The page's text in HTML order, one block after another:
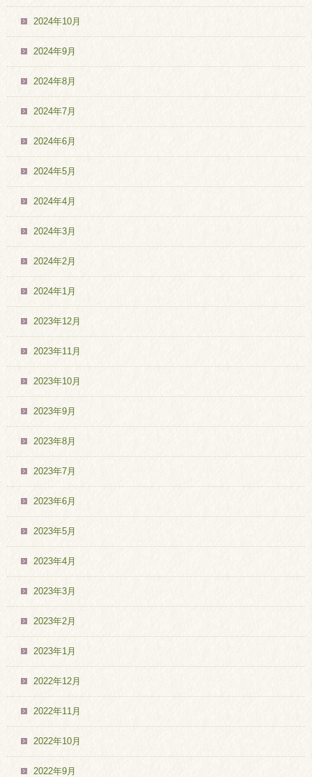
2024年10月
2024年9月
2024年8月
2024年7月
2024年6月
2024年5月
2024年4月
2024年3月
2024年2月
2024年1月
2023年12月
2023年11月
2023年10月
2023年9月
2023年8月
2023年7月
2023年6月
2023年5月
2023年4月
2023年3月
2023年2月
2023年1月
2022年12月
2022年11月
2022年10月
2022年9月